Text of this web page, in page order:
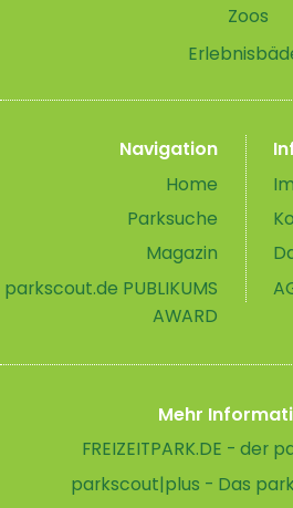
Zoos
Navigation
Home
Parksuche
Magazin
parkscout.de PUBLIKUMS
AWARD
Mehr
FREIZEITPARK.DE - der
parkscout|plus - Das